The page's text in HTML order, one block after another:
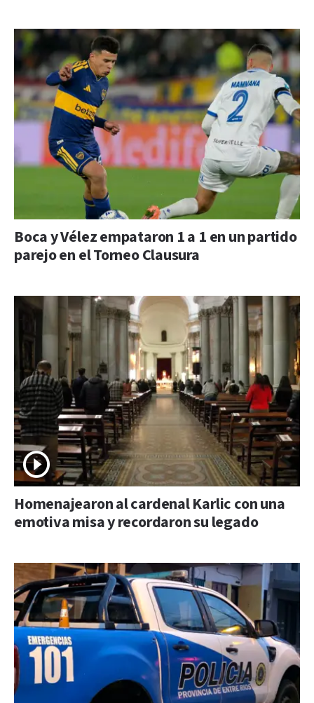
Boca y Vélez empataron 1 a 1 en un partido
parejo en el Torneo Clausura
Homenajearon al cardenal Karlic con una
emotiva misa y recordaron su legado